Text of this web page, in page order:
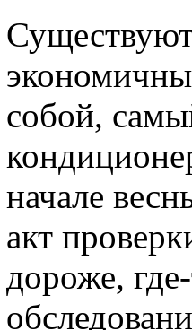
собой,
начале
акт
дороже,